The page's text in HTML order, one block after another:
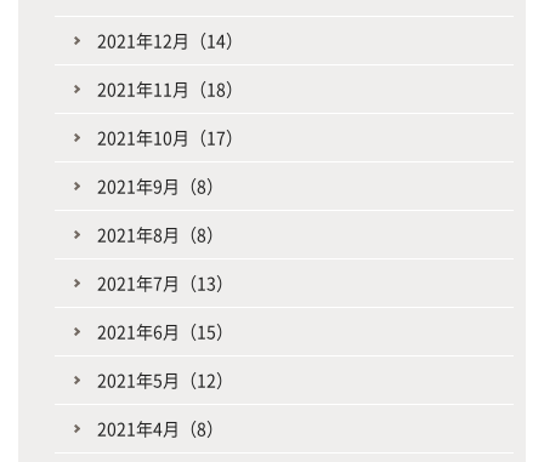
2021年12月（14）
2021年11月（18）
2021年10月（17）
2021年9月（8）
2021年8月（8）
2021年7月（13）
2021年6月（15）
2021年5月（12）
2021年4月（8）